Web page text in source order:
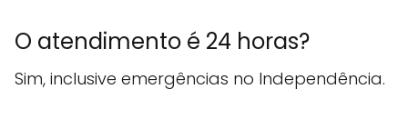
O atendimento é 24 horas?
Sim, inclusive emergências no Independência.